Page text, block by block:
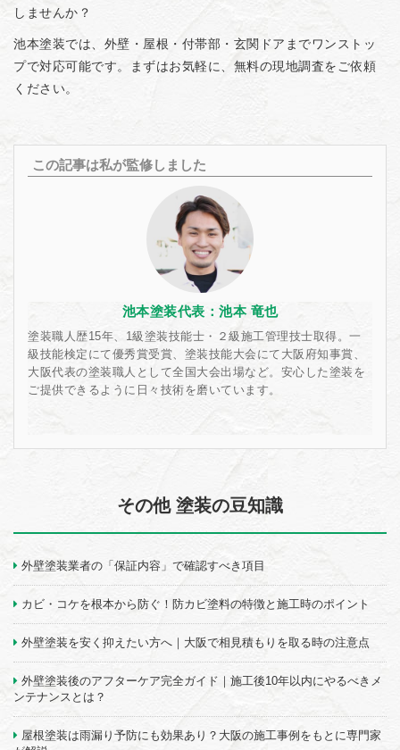
しませんか？
池本塗装では、外壁・屋根・付帯部・玄関ドアまでワンストッ
プで対応可能です。まずはお気軽に、無料の現地調査をご依頼
ください。
この記事は私が監修しました
池本塗装代表：池本 竜也
塗装職人歴15年、1級塗装技能士・２級施工管理技士取得。一
級技能検定にて優秀賞受賞、塗装技能大会にて大阪府知事賞、
大阪代表の塗装職人として全国大会出場など。安心した塗装を
ご提供できるように日々技術を磨いています。
その他 塗装の豆知識
外壁塗装業者の「保証内容」で確認すべき項目
カビ・コケを根本から防ぐ！防カビ塗料の特徴と施工時のポイント
外壁塗装を安く抑えたい方へ｜大阪で相見積もりを取る時の注意点
外壁塗装後のアフターケア完全ガイド｜施工後10年以内にやるべきメ
ンテナンスとは？
屋根塗装は雨漏り予防にも効果あり？大阪の施工事例をもとに専門家